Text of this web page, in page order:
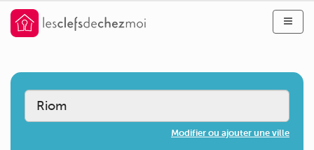
Modifier ou ajouter une ville